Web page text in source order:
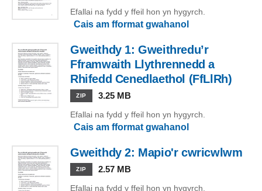
Efallai na fydd y ffeil hon yn hygyrch.
Cais am fformat gwahanol
Gweithdy 1: Gweithredu’r
Fframwaith Llythrennedd a
Rhifedd Cenedlaethol (FfLlRh)
ZIP 3.25 MB
Efallai na fydd y ffeil hon yn hygyrch.
Cais am fformat gwahanol
Gweithdy 2: Mapio'r cwricwlwm
ZIP 2.57 MB
Efallai na fydd y ffeil hon yn hygyrch.